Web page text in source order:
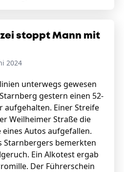
stoppt Mann mit
2024
unterwegs gewesen
gestern einen 52-
aufgehalten. Einer Streife
Weilheimer Straße die
Autos aufgefallen.
Starnbergers bemerkten
Ein Alkotest ergab
Der Führerschein